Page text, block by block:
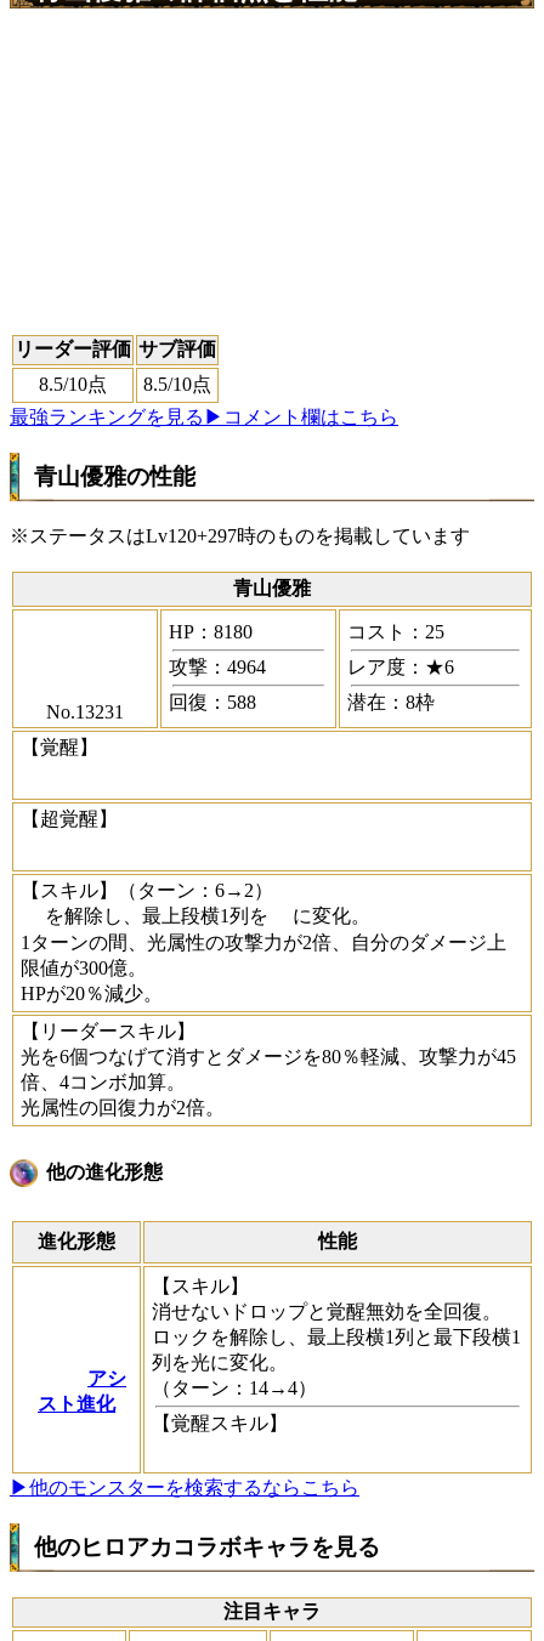
リーダー評価 サブ評価
8.5/10点 8.5/10点
最強ランキングを見る ▶コメント欄はこちら
青山優雅の性能
※ステータスはLv120+297時のものを掲載しています
青山優雅
No.13231
HP：8180
攻撃：4964
回復：588
コスト：25
レア度：★6
潜在：8枠
【覚醒】
【超覚醒】
【スキル】
（ターン：6→2）
を解除し、最上段横1列を
に変化。
1ターンの間、光属性の攻撃力が2倍、自分のダメージ上
限値が300億。
HPが20％減少。
【リーダースキル】
光を6個つなげて消すとダメージを80％軽減、攻撃力が45
倍、4コンボ加算。
光属性の回復力が2倍。
他の進化形態
進化形態 性能
アシ
スト進化
【スキル】
消せないドロップと覚醒無効を全回復。
ロックを解除し、最上段横1列と最下段横1
列を光に変化。
（ターン：14→4）
【覚醒スキル】
▶他のモンスターを検索するならこちら
他のヒロアカコラボキャラを見る
注目キャラ